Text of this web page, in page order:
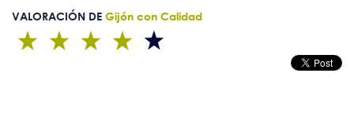
VALORACIÓN DE Gijón con Calidad